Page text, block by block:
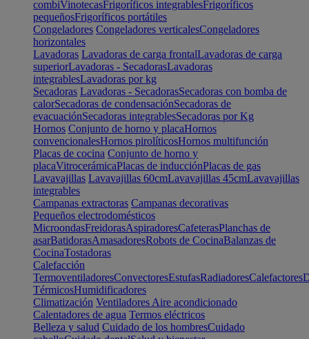
combiVinotecasFrigoríficos integrablesFrigoríficos
pequeñosFrigoríficos portátiles
Congeladores Congeladores verticalesCongeladores
horizontales
Lavadoras Lavadoras de carga frontalLavadoras de carga
superiorLavadoras - SecadorasLavadoras
integrablesLavadoras por kg
Secadoras Lavadoras - SecadorasSecadoras con bomba de
calorSecadoras de condensaciónSecadoras de
evacuaciónSecadoras integrablesSecadoras por Kg
Hornos Conjunto de horno y placaHornos
convencionalesHornos pirolíticosHornos multifunción
Placas de cocina Conjunto de horno y
placaVitrocerámicaPlacas de inducciónPlacas de gas
Lavavajillas Lavavajillas 60cmLavavajillas 45cmLavavajillas
integrables
Campanas extractoras Campanas decorativas
Pequeños electrodomésticos
MicroondasFreidorasAspiradoresCafeterasPlanchas de
asarBatidorasAmasadoresRobots de CocinaBalanzas de
CocinaTostadoras
Calefacción
TermoventiladoresConvectoresEstufasRadiadoresCalefactores
TérmicosHumidificadores
Climatización Ventiladores Aire acondicionado
Calentadores de agua Termos eléctricos
Belleza y salud Cuidado de los hombresCuidado